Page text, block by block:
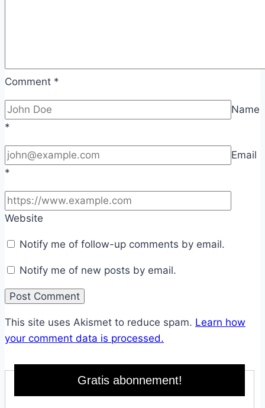
Comment *
Name
*
Email
*
Website
Notify me of follow-up comments by email.
Notify me of new posts by email.
This site uses Akismet to reduce spam. Learn how
your comment data is processed.
Gratis abonnement!